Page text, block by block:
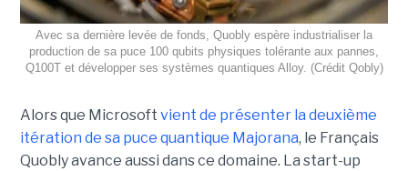
Avec sa dernière levée de fonds, Quobly espère industrialiser la
production de sa puce 100 qubits physiques tolérante aux pannes,
Q100T et développer ses systèmes quantiques Alloy. (Crédit Qobly)
Alors que Microsoft vient de présenter la deuxième
itération de sa puce quantique Majorana, le Français
Quobly avance aussi dans ce domaine. La start-up